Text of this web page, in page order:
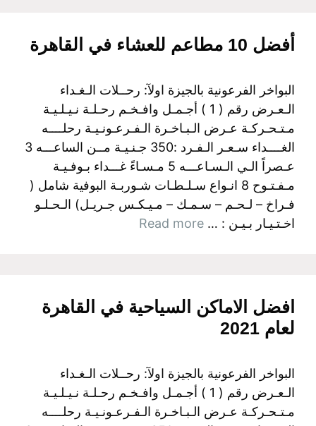
أفضل 10 مطاعم للعشاء في القاهرة
البواخر الفرعونية بالجيزة اولآ: رحــلات الـغـداء
الـعـرض رقم ( 1 ) أجـمـل وافـخـم رحـلـة نـيـلـيـة
مـتـحـركـة عـرض الـبـاخـرة الـفـرعـونـيـة رحلــــه
الغــــداء سـعـر الـفـرد :350 جـنـيـة مــن الساعـــه 3
عـصراً الـي الـسـاعـــه 5 مـسـاءً غـــداء بـوفـيـة
مـفـتـوح 8 انـواع سـلـطـات شـوربـة البوفية شامل (
فـراخ – لـحـم – سـمـك – مـيـكـس جـريـل) الـحـلـو
اخـتـيـار بـيـن : … Read more
افضل الاماكن السياحية في القاهرة
لعام 2021
البواخر الفرعونية بالجيزة اولآ: رحــلات الـغـداء
الـعـرض رقم ( 1 ) أجـمـل وافـخـم رحـلـة نـيـلـيـة
مـتـحـركـة عـرض الـبـاخـرة الـفـرعـونـيـة رحلــــه